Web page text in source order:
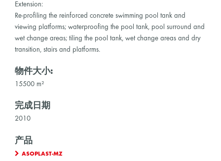
Extension:
Re-profiling the reinforced concrete swimming pool tank and
viewing platforms; waterproofing the pool tank, pool surround and
wet change areas; tiling the pool tank, wet change areas and dry
transition, stairs and platforms.
物件大小:
15500 m²
完成日期
2010
产品
ASOPLAST-MZ